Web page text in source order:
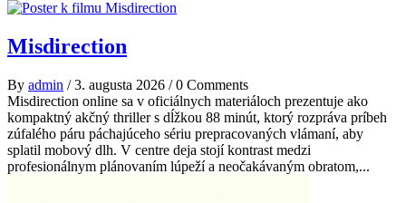
Misdirection
By admin /3. augusta 2026 /0 Comments
Misdirection online sa v oficiálnych materiáloch prezentuje ako
kompaktný akčný thriller s dĺžkou 88 minút, ktorý rozpráva príbeh
zúfalého páru páchajúceho sériu prepracovaných vlámaní, aby
splatil mobový dlh. V centre deja stojí kontrast medzi
profesionálnym plánovaním lúpeží a neočakávaným obratom,...